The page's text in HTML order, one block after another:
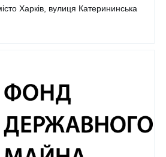
Харків, вулиця Катерининська